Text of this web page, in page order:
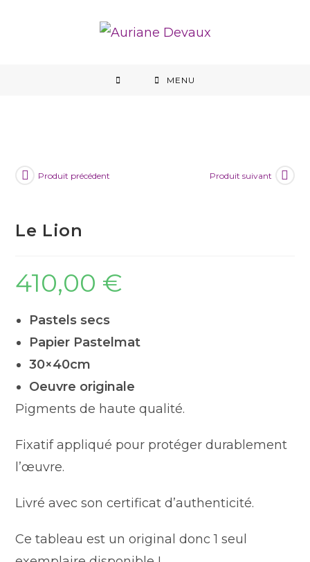
MENU
Produit précédent Produit suivant
Le Lion
410,00 €
Pastels secs
Papier Pastelmat
30×40cm
Oeuvre originale
Pigments de haute qualité.
Fixatif appliqué pour protéger durablement
l’œuvre.
Livré avec son certificat d’authenticité.
Ce tableau est un original donc 1 seul